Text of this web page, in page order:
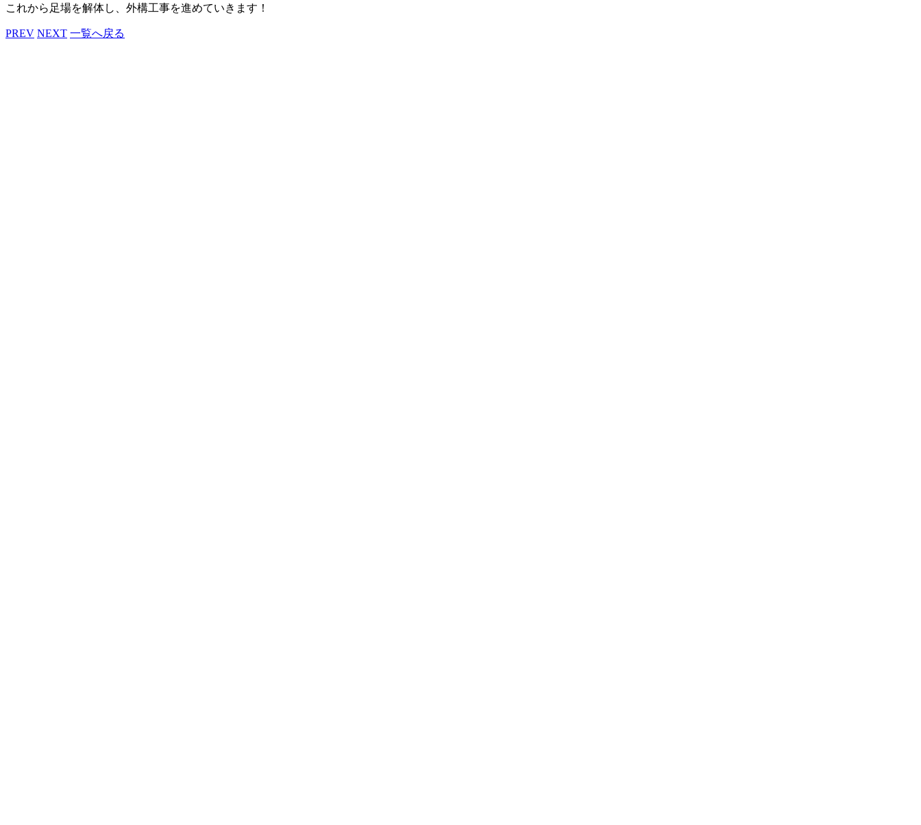
これから足場を解体し、外構工事を進めていきます！
PREV NEXT 一覧へ戻る